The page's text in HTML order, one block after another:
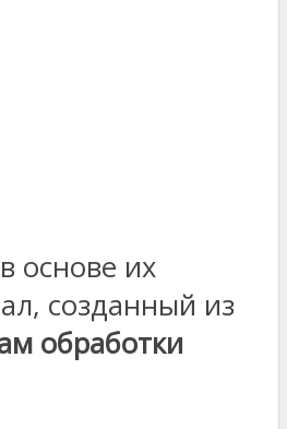
основе их
созданный из
обработки